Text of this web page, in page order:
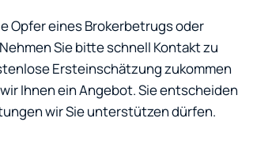
Opfer eines Brokerbetrugs oder
Sie bitte schnell Kontakt zu
Ersteinschätzung zukommen
Ihnen ein Angebot. Sie entscheiden
wir Sie unterstützen dürfen.